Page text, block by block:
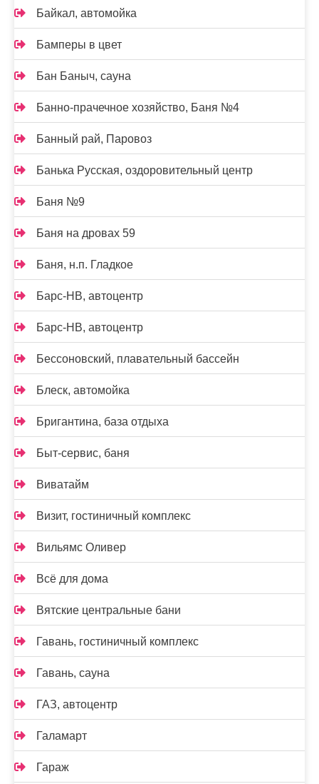
Байкал, автомойка
Бамперы в цвет
Бан Баныч, сауна
Банно-прачечное хозяйство, Баня №4
Банный рай, Паровоз
Банька Русская, оздоровительный центр
Баня №9
Баня на дровах 59
Баня, н.п. Гладкое
Барс-НВ, автоцентр
Барс-НВ, автоцентр
Бессоновский, плавательный бассейн
Блеск, автомойка
Бригантина, база отдыха
Быт-сервис, баня
Виватайм
Визит, гостиничный комплекс
Вильямс Оливер
Всё для дома
Вятские центральные бани
Гавань, гостиничный комплекс
Гавань, сауна
ГАЗ, автоцентр
Галамарт
Гараж